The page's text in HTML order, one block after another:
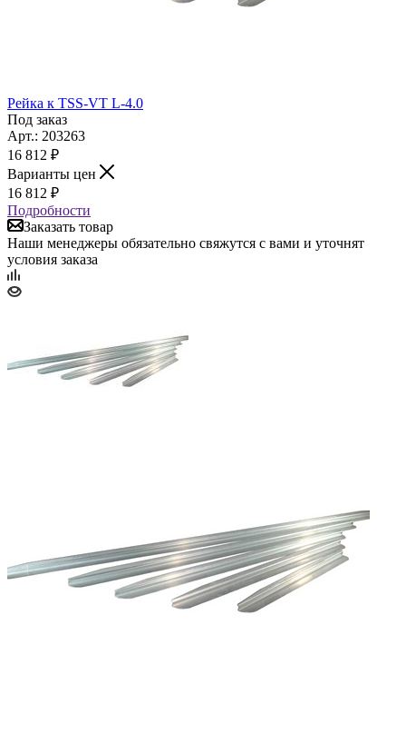
Рейка к TSS-VT L-4.0
Под заказ
Арт.: 203263
16 812 ₽
Варианты цен
16 812 ₽
Подробности
Заказать товар
Наши менеджеры обязательно свяжутся с вами и уточнят
условия заказа